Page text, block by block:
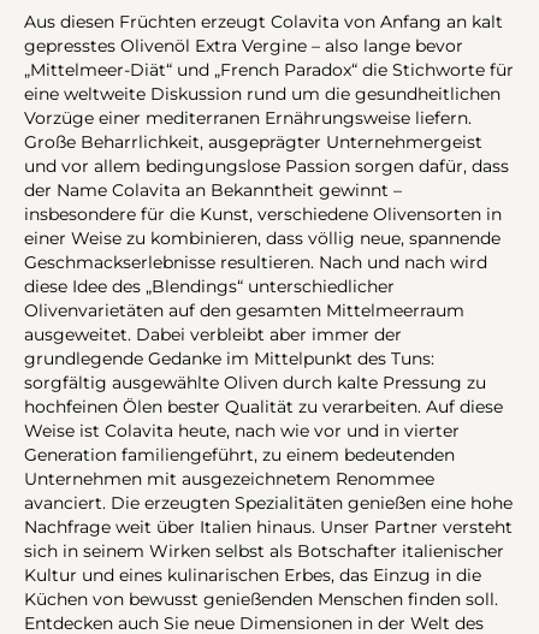
Aus diesen Früchten erzeugt Colavita von Anfang an kalt
gepresstes Olivenöl Extra Vergine – also lange bevor
„Mittelmeer-Diät“ und „French Paradox“ die Stichworte für
eine weltweite Diskussion rund um die gesundheitlichen
Vorzüge einer mediterranen Ernährungsweise liefern.
Große Beharrlichkeit, ausgeprägter Unternehmergeist
und vor allem bedingungslose Passion sorgen dafür, dass
der Name Colavita an Bekanntheit gewinnt –
insbesondere für die Kunst, verschiedene Olivensorten in
einer Weise zu kombinieren, dass völlig neue, spannende
Geschmackserlebnisse resultieren. Nach und nach wird
diese Idee des „Blendings“ unterschiedlicher
Olivenvarietäten auf den gesamten Mittelmeerraum
ausgeweitet. Dabei verbleibt aber immer der
grundlegende Gedanke im Mittelpunkt des Tuns:
sorgfältig ausgewählte Oliven durch kalte Pressung zu
hochfeinen Ölen bester Qualität zu verarbeiten. Auf diese
Weise ist Colavita heute, nach wie vor und in vierter
Generation familiengeführt, zu einem bedeutenden
Unternehmen mit ausgezeichnetem Renommee
avanciert. Die erzeugten Spezialitäten genießen eine hohe
Nachfrage weit über Italien hinaus. Unser Partner versteht
sich in seinem Wirken selbst als Botschafter italienischer
Kultur und eines kulinarischen Erbes, das Einzug in die
Küchen von bewusst genießenden Menschen finden soll.
Entdecken auch Sie neue Dimensionen in der Welt des